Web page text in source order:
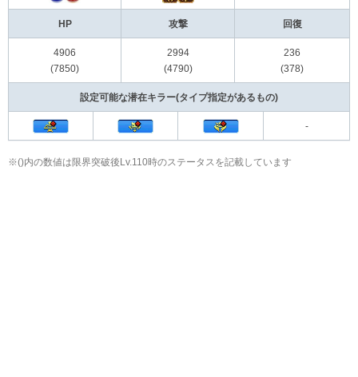
HP 攻撃 回復
4906
(7850)
2994
(4790)
236
(378)
設定可能な潜在キラー(タイプ指定があるもの)
-
※()内の数値は限界突破後Lv.110時のステータスを記載しています